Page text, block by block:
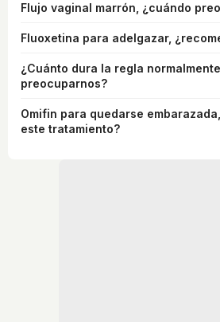
Flujo vaginal marrón, ¿cuándo
Fluoxetina para adelgazar,
¿Cuánto dura la regla
preocuparnos?
Omifin para quedarse
este tratamiento?